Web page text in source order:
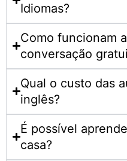
Idiomas?​
Como funcionam
conversação
Qual o custo das
inglês?
É possível
casa?